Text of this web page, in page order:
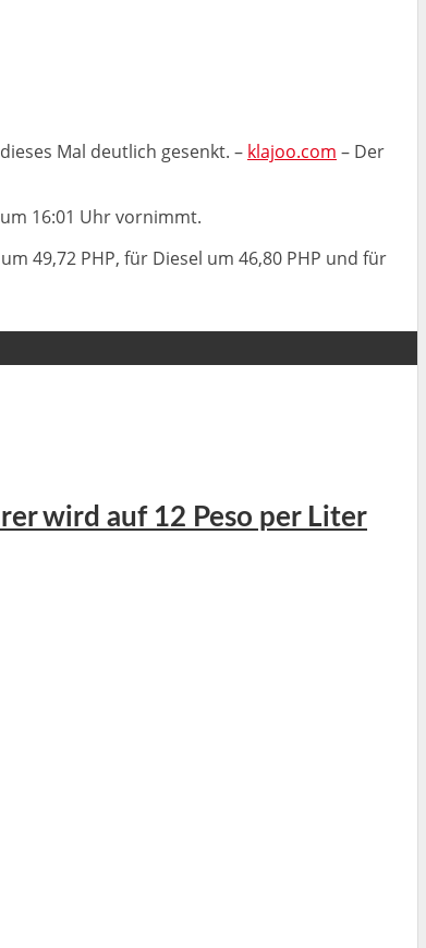
Mal deutlich gesenkt. – klajoo.com – Der
16:01 Uhr vornimmt.
49,72 PHP, für Diesel um 46,80 PHP und für
wird auf 12 Peso per Liter